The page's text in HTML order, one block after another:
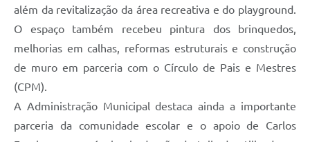
além da revitalização da área recreativa e do playground.
O espaço também recebeu pintura dos brinquedos,
melhorias em calhas, reformas estruturais e construção
de muro em parceria com o Círculo de Pais e Mestres
(CPM).
A Administração Municipal destaca ainda a importante
parceria da comunidade escolar e o apoio de Carlos